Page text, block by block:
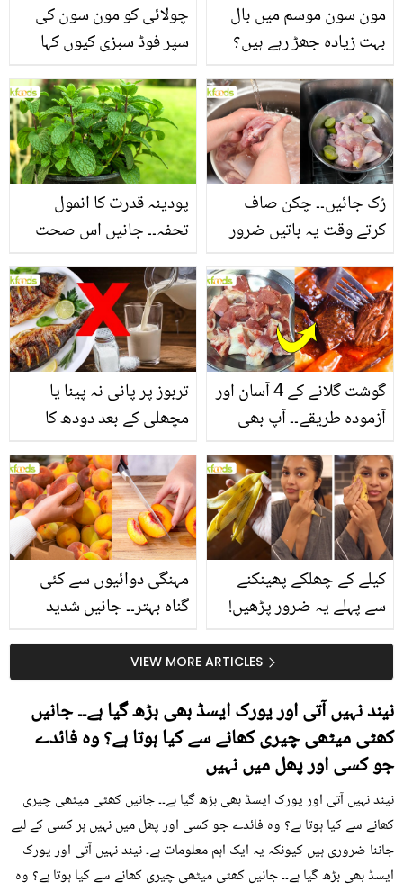
چولائی کو مون سون کی
سپر فوڈ سبزی کیوں کہا
منرلز اور اینٹی آکسیڈنٹس
سے بھرپور اس سبزی کے
فائدے
مون سون موسم میں بال
بہت زیادہ جھڑ رہے ہیں؟
بنانے کے چند قدرتی طریقے
پودینہ قدرت کا انمول
تحفہ۔۔ جانیں اس صحت
انگیز طبی فوائد
رُک جائیں۔۔ چکن صاف
کرتے وقت یہ باتیں ضرور
تربوز پر پانی نہ پینا یا
مچھلی کے بعد دودھ کا
سے متعلق غلط فہمیوں کی
حقیقت کیا ہے اور افواہ
کیا؟
گوشت گلانے کے 4 آسان اور
آزمودہ طریقے۔۔ آپ بھی
بتائے راز
مہنگی دوائیوں سے کئی
گناہ بہتر۔۔ جانیں شدید
کیوں کھانا چاہیے؟
کیلے کے چھلکے پھینکنے
سے پہلے یہ ضرور پڑھیں!
سستا اور قدرتی حلVIEW MORE ARTICLES
نیند نہیں آتی اور یورک ایسڈ بھی بڑھ گیا ہے۔۔ جانیں
کھٹی میٹھی چیری کھانے سے کیا ہوتا ہے؟ وہ فائدے
جو کسی اور پھل میں نہیں
نیند نہیں آتی اور یورک ایسڈ بھی بڑھ گیا ہے۔۔ جانیں کھٹی میٹھی چیری
کھانے سے کیا ہوتا ہے؟ وہ فائدے جو کسی اور پھل میں نہیں ہر کسی کے لیے
جاننا ضروری ہیں کیونکہ یہ ایک اہم معلومات ہے۔ نیند نہیں آتی اور یورک
ایسڈ بھی بڑھ گیا ہے۔۔ جانیں کھٹی میٹھی چیری کھانے سے کیا ہوتا ہے؟ وہ